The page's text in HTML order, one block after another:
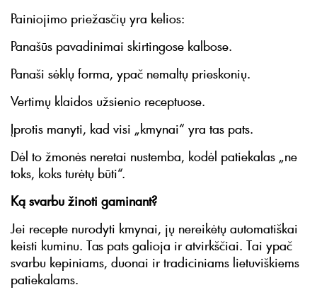
Painiojimo priežasčių yra kelios:
Panašūs pavadinimai skirtingose kalbose.
Panaši sėklų forma, ypač nemaltų prieskonių.
Vertimų klaidos užsienio receptuose.
Įprotis manyti, kad visi „kmynai“ yra tas pats.
Dėl to žmonės neretai nustemba, kodėl patiekalas „ne
toks, koks turėtų būti“.
Ką svarbu žinoti gaminant?
Jei recepte nurodyti kmynai, jų nereikėtų automatiškai
keisti kuminu. Tas pats galioja ir atvirkščiai. Tai ypač
svarbu kepiniams, duonai ir tradiciniams lietuviškiems
patiekalams.